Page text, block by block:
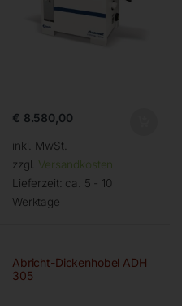
€ 8.580,00
inkl. MwSt.
zzgl. Versandkosten
Lieferzeit: ca. 5 - 10
Werktage
Abricht-Dickenhobel ADH
305